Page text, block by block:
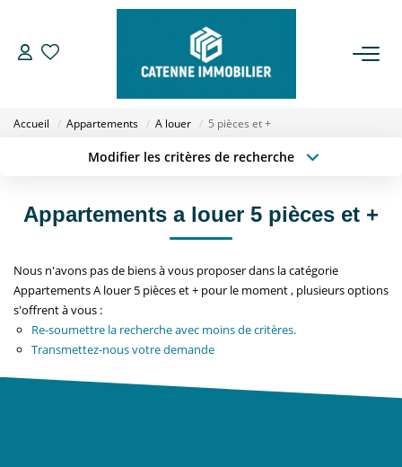
Qui Sommes Nous
Accueil Appartements A louer 5 pièces et +
Modifier les critères de recherche
Sélectionnez...
Type de bien
Surface min
Budget max Plus de critères
Créer une alerte
Appartements a louer 5 pièces et +
Nous n'avons pas de biens à vous proposer dans la catégorie
Appartements A louer 5 pièces et + pour le moment , plusieurs options
s'offrent à vous :
Re-soumettre la recherche avec moins de critères.
Transmettez-nous votre demande